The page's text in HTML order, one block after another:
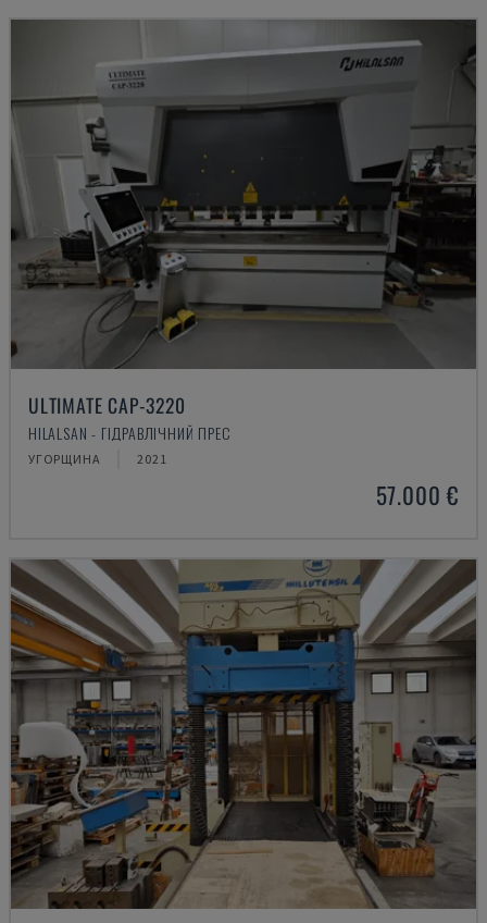
ULTIMATE CAP-3220
HILALSAN - ГІДРАВЛІЧНИЙ ПРЕС
УГОРЩИНА 2021
57.000 €